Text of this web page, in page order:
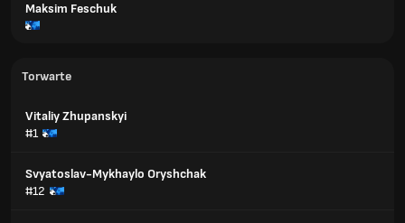
Maksim Feschuk
Torwarte
Vitaliy Zhupanskyi
#1
Svyatoslav-Mykhaylo Oryshchak
#12